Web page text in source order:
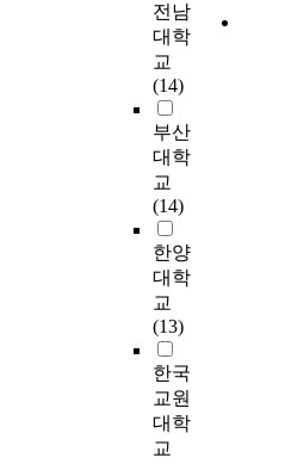
전남
대학
교
(14)
부산
대학
교
(14)
한양
대학
교
(13)
한국
교원
대학
교